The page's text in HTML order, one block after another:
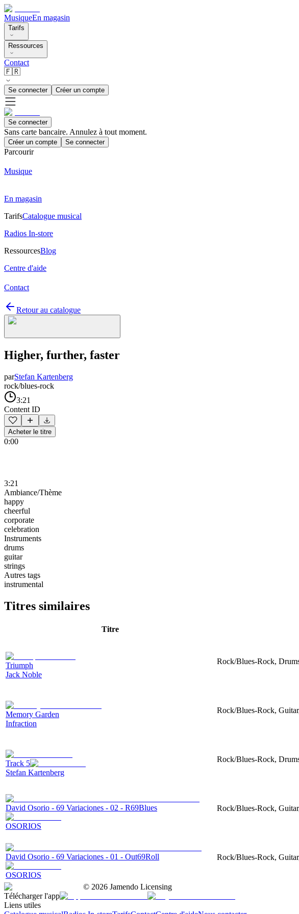
MusiqueEn magasin
Tarifs
Ressources
Contact
🇫🇷
Se connecter Créer un compte
Se connecter
Sans carte bancaire. Annulez à tout moment.
Créer un compte Se connecter
Parcourir
Musique
En magasin
TarifsCatalogue musical
Radios In-store
RessourcesBlog
Centre d'aide
Contact
Retour au catalogue
Higher, further, faster
parStefan Kartenberg
rock/blues-rock
3:21
Content ID
Acheter le titre
0:00
3:21
Ambiance/Thème
happy
cheerful
corporate
celebration
Instruments
drums
guitar
strings
Autres tags
instrumental
Titres similaires
Titre
Triumph
Jack Noble
Rock/Blues-Rock,
Memory Garden
Infraction
Rock/Blues-Rock,
Track 5
Stefan Kartenberg
Rock/Blues-Rock,
David Osorio - 69 Variaciones - 02 - R69Blues
OSORIOS
Rock/Blues-Rock,
David Osorio - 69 Variaciones - 01 - Out69Roll
OSORIOS
Rock/Blues-Rock,
© 2026 Jamendo Licensing
Télécharger l'app
Liens utiles